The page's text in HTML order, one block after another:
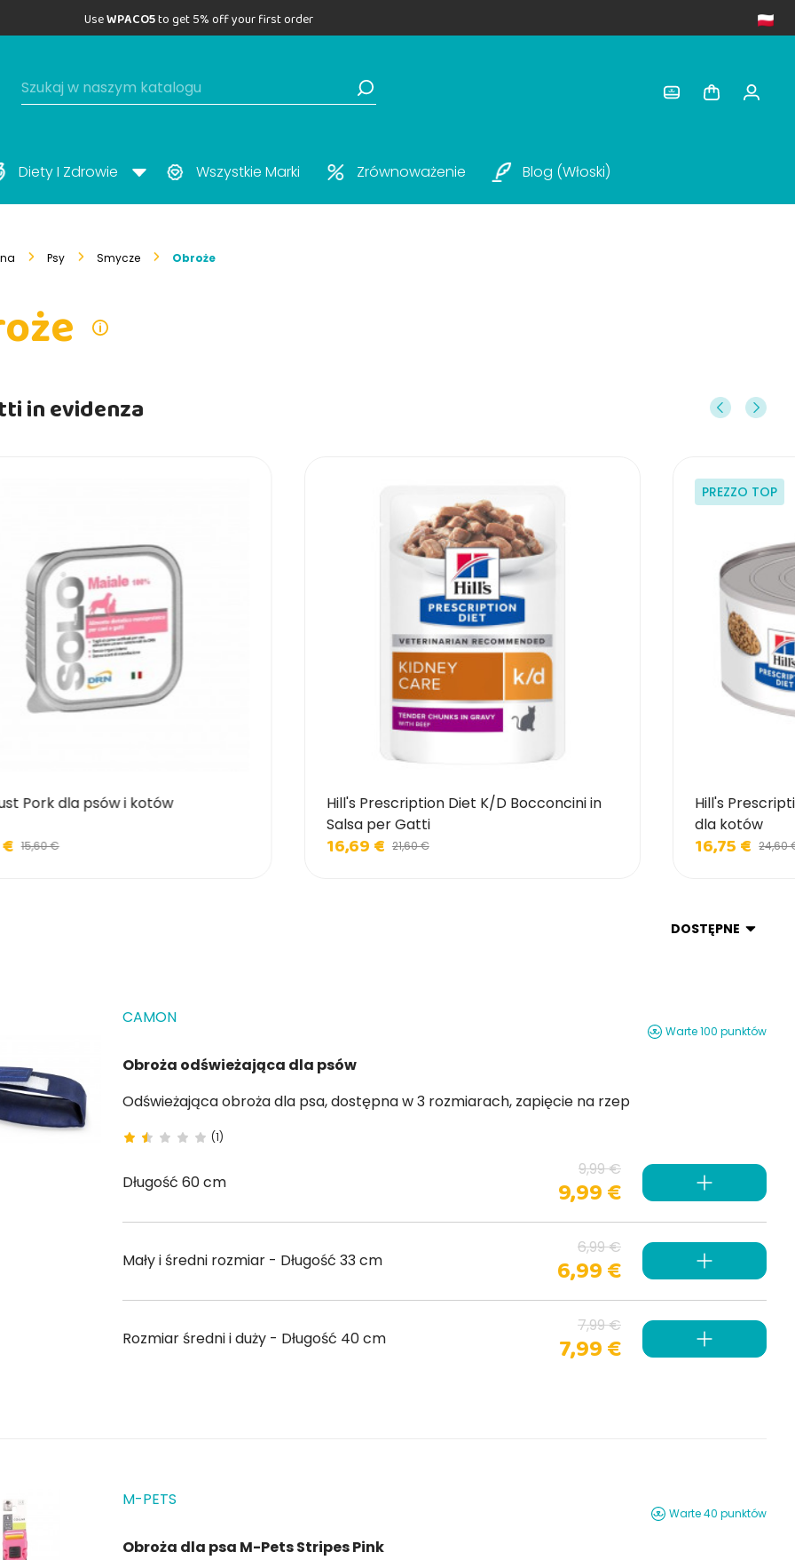
UseWPACO5to get 5% off your first order
Diety I Zdrowie Wszystkie Marki Zrównoważenie Blog (włoski)
Psy Smycze Obroże
in evidenza
Pork dla psów i kotów
15,60 €
Hill's Prescription Diet K/D Bocconcini in
Salsa per Gatti
16,69 € 21,60 €
PREZZO TOP
Hill's
dla kotów
16,75 € 24,60
DOSTĘPNE
CAMON
Warte 100 punktów
Obroża odświeżająca dla psów
Odświeżająca obroża dla psa, dostępna w 3 rozmiarach, zapięcie na rzep
(1)
Długość 60 cm
9,99 €
9,99 €
Mały i średni rozmiar - Długość 33 cm
6,99 €
6,99 €
Rozmiar średni i duży - Długość 40 cm
7,99 €
7,99 €
M-PETS
Warte 40 punktów
Obroża dla psa M-Pets Stripes Pink